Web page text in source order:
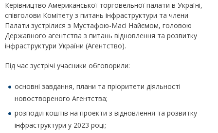
Керівництво Американської торговельної палати в Україні,
співголови Комітету з питань інфраструктури та члени
Палати зустрілися з Мустафою-Масі Найємом, головою
Державного агентства з питань відновлення та розвитку
інфраструктури України (Агентство).
Під час зустрічі учасники обговорили:
основні завдання, плани та пріоритети діяльності
новоствореного Агентства;
розподіл коштів на проекти з відновлення та розвитку
інфраструктури у 2023 році;